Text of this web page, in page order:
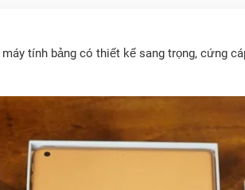
tính bảng có thiết kế sang trọng, cứng